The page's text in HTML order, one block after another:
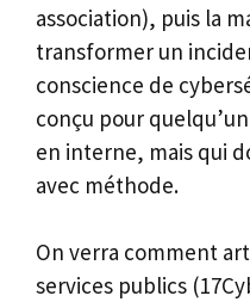
association), puis la
transformer un
conscience de
conçu pour
en interne, mais qui
avec méthode.
On verra comment
services publics